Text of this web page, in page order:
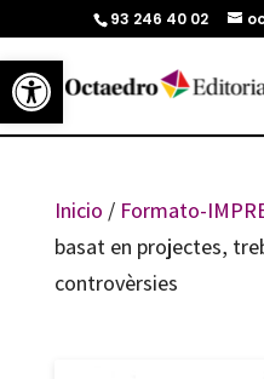
Abrir barra de herramientas
93 246 40 02
Inicio / Formato-
basat en projectes,
controvèrsies